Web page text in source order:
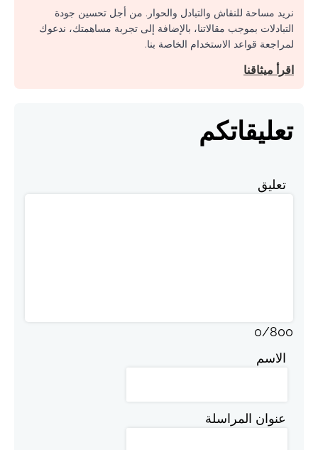
نريد مساحة للنقاش والتبادل والحوار. من أجل تحسين جودة
التبادلات بموجب مقالاتنا، بالإضافة إلى تجربة مساهمتك، ندعوك
لمراجعة قواعد الاستخدام الخاصة بنا.
اقرأ ميثاقنا
تعليقاتكم
تعليق
0/800
الاسم
عنوان المراسلة